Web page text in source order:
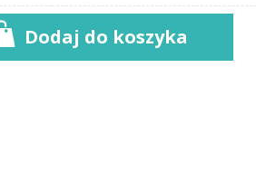
Dodaj do koszyka